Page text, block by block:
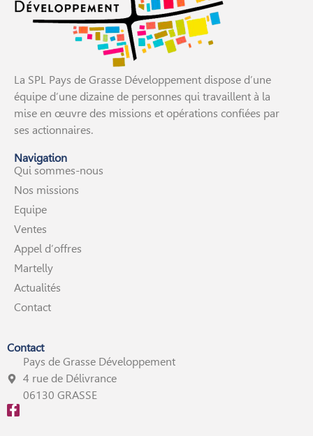
La SPL Pays de Grasse Développement dispose d’une
équipe d’une dizaine de personnes qui travaillent à la
mise en œuvre des missions et opérations confiées par
ses actionnaires.
Navigation
Qui sommes-nous
Nos missions
Equipe
Ventes
Appel d’offres
Martelly
Actualités
Contact
Contact
Pays de Grasse Développement
4 rue de Délivrance
06130 GRASSE